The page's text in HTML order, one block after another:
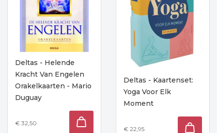
Deltas - Helende
Kracht Van Engelen
Orakelkaarten - Mario
Duguay
€ 32,50
Deltas - Kaartenset:
Yoga Voor Elk
Moment
€ 22,95